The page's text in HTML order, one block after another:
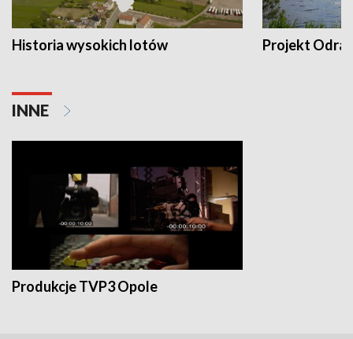
Historia wysokich lotów Projekt Odra
INNE
Produkcje TVP3 Opole